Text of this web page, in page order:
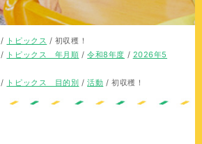
/ トピックス / 初収穫！
/ トピックス 年月順 /令和8年度 / 2026年5
/ トピックス 目的別 /活動 / 初収穫！